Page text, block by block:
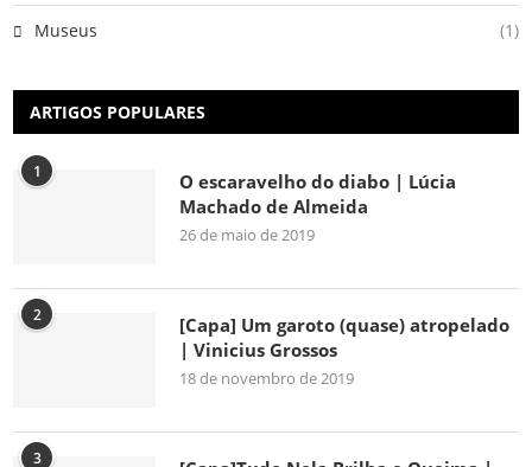
Museus (1)
ARTIGOS POPULARES
1
O escaravelho do diabo | Lúcia
Machado de Almeida
26 de maio de 2019
2
[Capa] Um garoto (quase) atropelado
| Vinicius Grossos
18 de novembro de 2019
3